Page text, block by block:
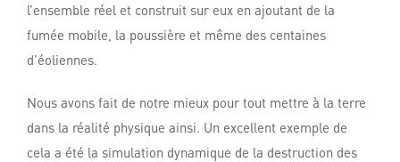
l’ensemble réel et construit sur eux en ajoutant de la
fumée mobile, la poussière et même des centaines
d’éoliennes.
Nous avons fait de notre mieux pour tout mettre à la terre
dans la réalité physique ainsi. Un excellent exemple de
cela a été la simulation dynamique de la destruction des